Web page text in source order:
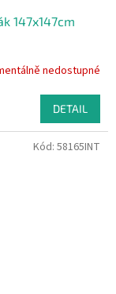
147x147cm
nedostupné
DETAIL
Kód: 58165INT